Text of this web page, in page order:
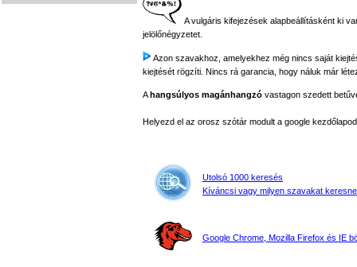
A vulgáris kifejezések alapbeállításként ki
jelölőnégyzetet.
Azon szavakhoz, amelyekhez még nincs saját
kiejtését rögzíti. Nincs rá garancia, hogy náluk már
Ahangsúlyos magánhangzó vastagon szedett
Helyezd el az orosz szótár modult a google
Utolsó 1000 keresés
Kíváncsi vagy milyen szavakat
Google Chrome, Mozilla Firefox és IE